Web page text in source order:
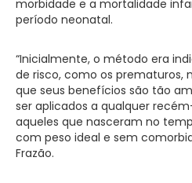
morbidade e a mortalidade
período neonatal.
“Inicialmente, o método era
de risco, como os prematuros,
que seus benefícios são tão
ser aplicados a qualquer
aqueles que nasceram no
com peso ideal e sem
Frazão.